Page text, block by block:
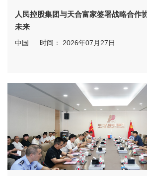
人民控股集团与天合富家签署战略合作
未来
中国 时间： 2026年07月27日